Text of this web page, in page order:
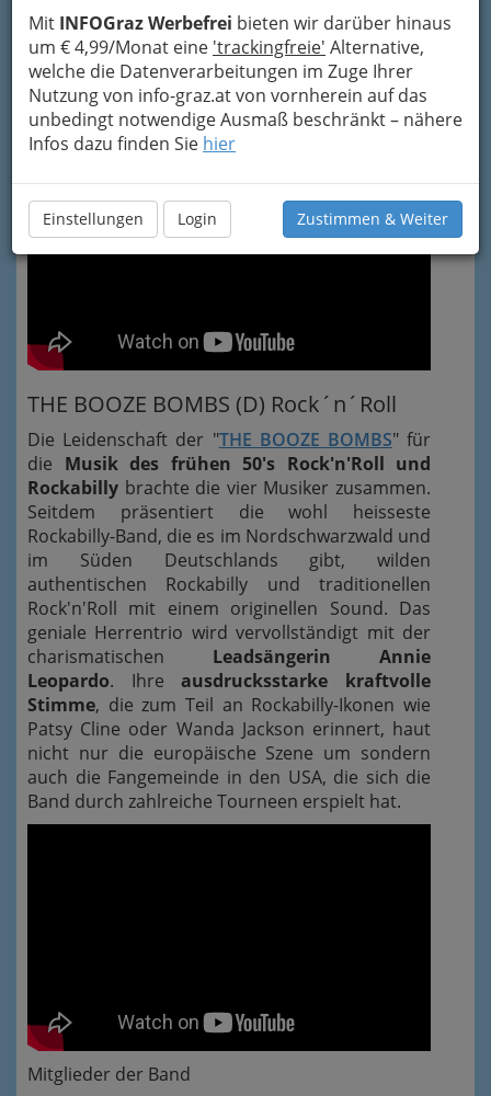
Mit INFOGraz Werbefrei bieten wir darüber hinaus
um € 4,99/Monat eine 'trackingfreie' Alternative,
welche die Datenverarbeitungen im Zuge Ihrer
Nutzung von info-graz.at von vornherein auf das
unbedingt notwendige Ausmaß beschränkt – nähere
Infos dazu finden Sie hier
Einstellungen Login Zustimmen & Weiter
ist ein beliebter Gruppentanz aus den Fifties.
Die Tänzer bilden zwei Linien, üblicherweise auf
der einen Seite die Männer, auf der anderen die
Frauen. Der Workshop war kostenfrei von
"Conny & Dado".
THE BOOZE BOMBS (D) Rock´n´Roll
Die Leidenschaft der "THE BOOZE BOMBS" für
die Musik des frühen 50's Rock'n'Roll und
Rockabilly brachte die vier Musiker zusammen.
Seitdem präsentiert die wohl heisseste
Rockabilly-Band, die es im Nordschwarzwald und
im Süden Deutschlands gibt, wilden
authentischen Rockabilly und traditionellen
Rock'n'Roll mit einem originellen Sound. Das
geniale Herrentrio wird vervollständigt mit der
charismatischen Leadsängerin Annie
Leopardo. Ihreausdrucksstarke kraftvolle
Stimme, die zum Teil an Rockabilly-Ikonen wie
Patsy Cline oder Wanda Jackson erinnert, haut
nicht nur die europäische Szene um sondern
auch die Fangemeinde in den USA, die sich die
Band durch zahlreiche Tourneen erspielt hat.
Mitglieder der Band